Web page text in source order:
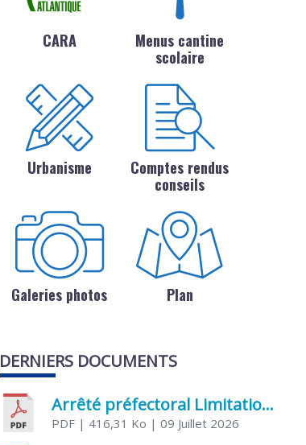
CARA
Menus cantine
scolaire
Urbanisme
Comptes rendus
conseils
Galeries photos Plan
DERNIERS DOCUMENTS
Arrêté préfectoral Limitation provisoire des usages de l’eau
PDF | 416,31 Ko | 09 Juillet 2026